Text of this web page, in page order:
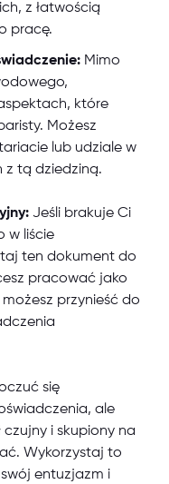
z łatwością
pracę.
Mimo
które
Możesz
lub udziale w
z tą dziedziną.
Jeśli brakuje Ci
w liście
ten dokument do
pracować jako
przynieść do
się
ale
i skupiony na
Wykorzystaj to
entuzjazm i